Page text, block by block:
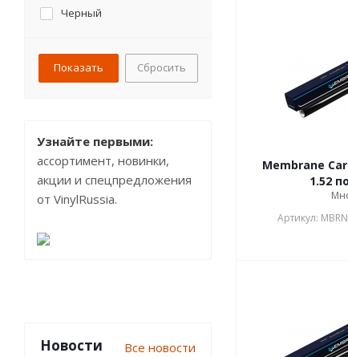
Membrane
1.52
Артикул:
Черный
Сбросить
Узнайте первыми:
ассортимент, новинки,
акции и спецпредложения
от VinylRussia.
Новости Все новости